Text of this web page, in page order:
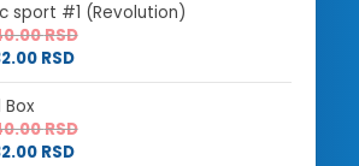
sport #1 (Revolution)
RSD
RSD
Box
RSD
RSD